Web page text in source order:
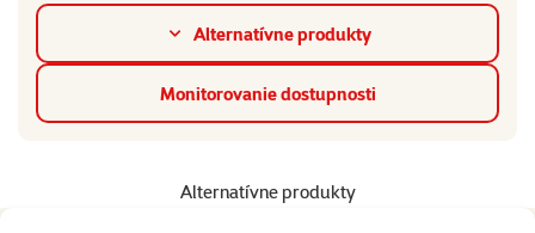
Alternatívne produkty
Monitorovanie dostupnosti
Alternatívne produkty